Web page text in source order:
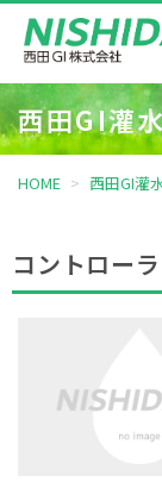
西田GI灌
HOME 西田GI灌
コントロー